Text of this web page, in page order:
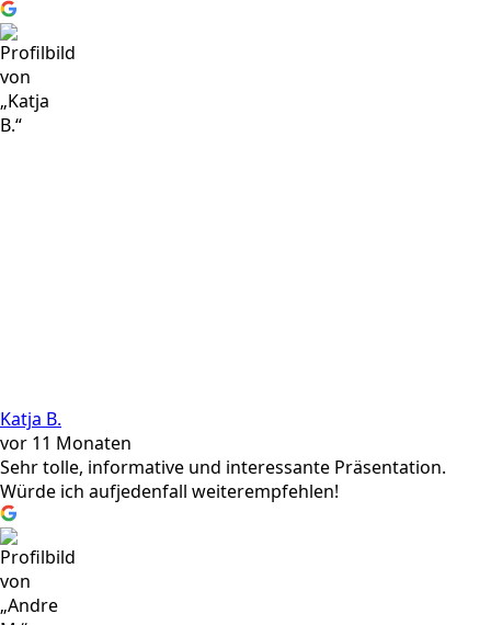
Katja B.
vor 11 Monaten
Sehr tolle, informative und interessante Präsentation.
Würde ich aufjedenfall weiterempfehlen!